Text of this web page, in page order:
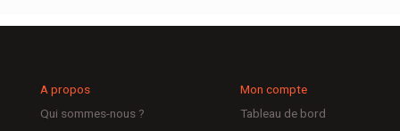
A propos
Qui sommes-nous ?
Mon compte
Tableau de bord